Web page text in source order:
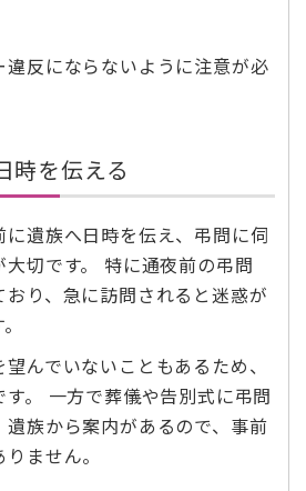
違反にならないように注意が必
時を伝える
遺族へ日時を伝え、弔問に伺
大切です。 特に通夜前の弔問
り、急に訪問されると迷惑が
んでいないこともあるため、
。 一方で葬儀や告別式に弔問
族から案内があるので、事前
ません。